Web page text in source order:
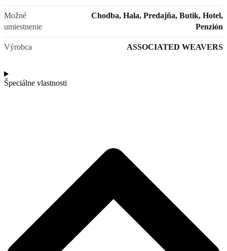
Možné
umiestnenie
Chodba, Hala, Predajňa, Butik, Hotel,
Penzión
Výrobca ASSOCIATED WEAVERS
Špeciálne vlastnosti